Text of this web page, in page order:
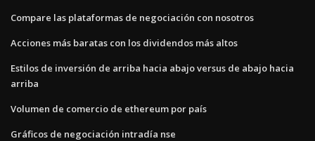
Compare las plataformas de negociación con nosotros
Acciones más baratas con los dividendos más altos
Estilos de inversión de arriba hacia abajo versus de abajo hacia
arriba
Volumen de comercio de ethereum por país
Gráficos de negociación intradía nse